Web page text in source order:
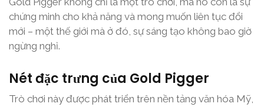
chứng minh cho khả năng và mong muốn liên tục đổi
mới – một thế giới mà ở đó, sự sáng tạo không bao giờ
ngừng nghỉ.
Nét đặc trưng của Gold Pigger
Trò chơi này được phát triển trên nền tảng văn hóa Mỹ,